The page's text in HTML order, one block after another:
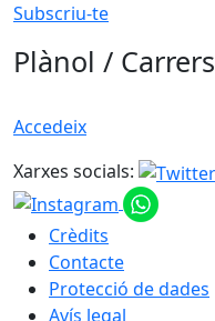
Subscriu-te
Plànol / Carrers
Accedeix
Xarxes socials:
Crèdits
Contacte
Protecció de dades
Avís legal